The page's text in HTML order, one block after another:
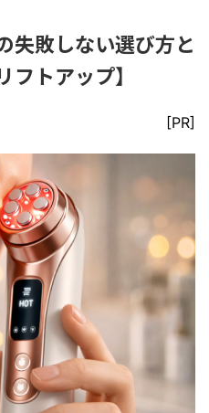
失敗しない選び方と
トアップ】
[PR]